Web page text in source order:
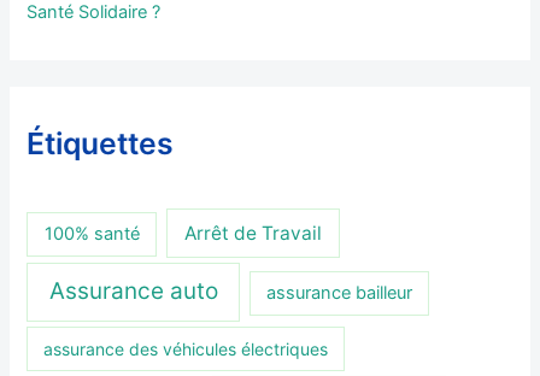
Santé Solidaire ?
Étiquettes
100% santé Arrêt de Travail
Assurance auto assurance bailleur
assurance des véhicules électriques